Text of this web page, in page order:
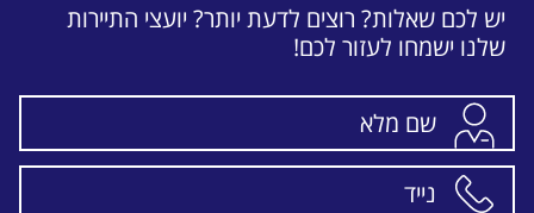
יש לכם שאלות? רוצים לדעת יותר? יועצי התיירות
שלנו ישמחו לעזור לכם!